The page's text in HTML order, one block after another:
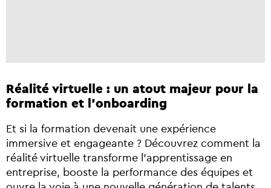
Réalité virtuelle : un atout majeur pour la
formation et l'onboarding
Et si la formation devenait une expérience
immersive et engageante ? Découvrez comment la
réalité virtuelle transforme l’apprentissage en
entreprise, booste la performance des équipes et